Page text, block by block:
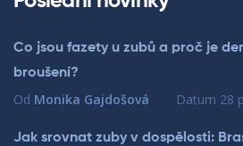
Co jsou fazety u zubů a proč je
broušení?
Od Monika Gajdošová Datum 28
Jak srovnat zuby v dospělosti: